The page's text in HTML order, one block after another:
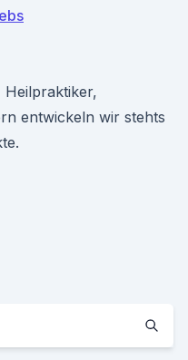
Heilpraktiker,
entwickeln wir stehts